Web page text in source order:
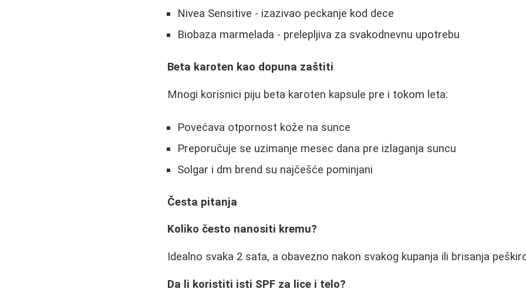
Nivea Sensitive - izazivao peckanje kod dece
Biobaza marmelada - prelepljiva za svakodnevnu upotrebu
Beta karoten kao dopuna zaštiti
Mnogi korisnici piju beta karoten kapsule pre i tokom leta:
Povećava otpornost kože na sunce
Preporučuje se uzimanje mesec dana pre izlaganja suncu
Solgar i dm brend su najčešće pominjani
Česta pitanja
Koliko često nanositi kremu?
Idealno svaka 2 sata, a obavezno nakon svakog kupanja ili brisanja
Da li koristiti isti SPF za lice i telo?